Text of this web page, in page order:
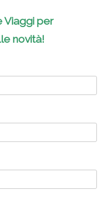
Viaggi per
novità!